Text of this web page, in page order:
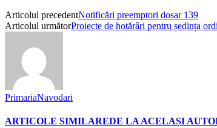
Articolul precedentNotificări preemptori dosar 139
Articolul următorProiecte de hotărâri pentru ședința
PrimariaNavodari
ARTICOLE SIMILAREDE LA ACELAȘI